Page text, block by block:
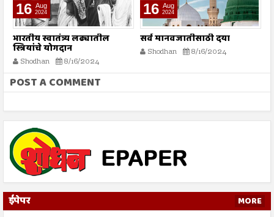
16 Aug
2024
भारतीय स्वातंत्र्य लढ्यातील
स्त्रियांचे योगदान
Shodhan 8/16/2024
16 Aug
2024
सर्व मानवजातीसाठी दया
Shodhan 8/16/2024
POST A COMMENT
ईपेपर MORE